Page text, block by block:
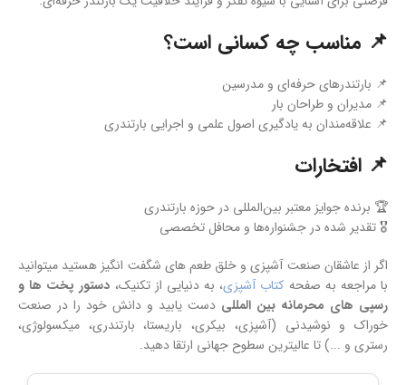
📌 مناسب چه کسانی است؟
📌 بارتندرهای حرفه‌ای و مدرسین
📌 مدیران و طراحان بار
📌 علاقه‌مندان به یادگیری اصول علمی و اجرایی بارتندری
📌 افتخارات
🏆 برنده جوایز معتبر بین‌المللی در حوزه بارتندری
🎖️ تقدیر شده در جشنواره‌ها و محافل تخصصی
اگر از عاشقان صنعت آشپزی و خلق طعم های شگفت انگیز هستید میتوانید
با مراجعه به صفحه کتاب آشپزی، به دنیایی از تکنیک، دستور پخت ها و
رسپی های محرمانه بین المللی دست یابید و دانش خود را در صنعت
خوراک و نوشیدنی (آشپزی، بیکری، باریستا، بارتندری، میکسولوژی،
رستری و ...) تا عالیترین سطوح جهانی ارتقا دهید.